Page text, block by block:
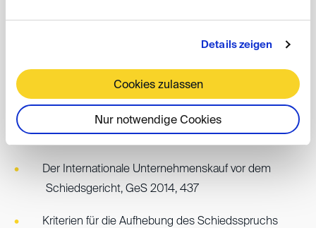
Details zeigen
Cookies zulassen
Nur notwendige Cookies
Österreich: Das auf die Schiedsvereinbarung
The Law Applicable to the Arbitration Agreement,
Austrian Yearbook on International Arbitration 2015,
73
Der Internationale Unternehmenskauf vor dem
Schiedsgericht, GeS 2014, 437
Kriterien für die Aufhebung des Schiedsspruchs